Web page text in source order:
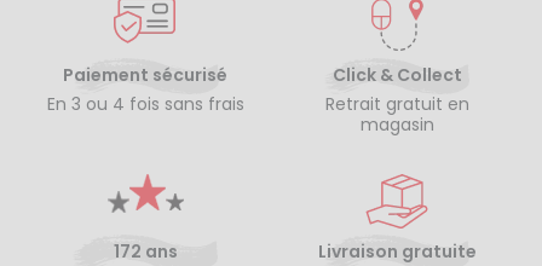
Paiement sécurisé
En 3 ou 4 fois sans frais
Click & Collect
Retrait gratuit en
magasin
172 ans
Livraison gratuite